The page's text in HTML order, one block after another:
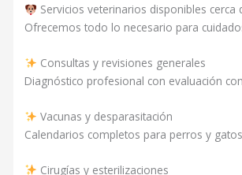
Servicios veterinarios disponibles cerca
Ofrecemos todo lo necesario para
Consultas y revisiones generales
Diagnóstico profesional con evaluación
Vacunas y desparasitación
Calendarios completos para perros y
Cirugías y esterilizaciones